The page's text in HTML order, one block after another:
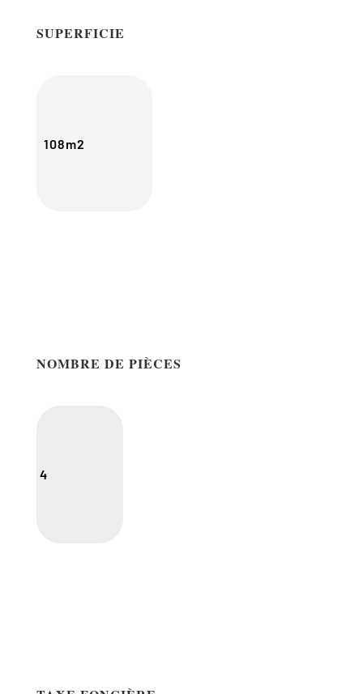
SUPERFICIE
108m2
NOMBRE DE PIÈCES
4